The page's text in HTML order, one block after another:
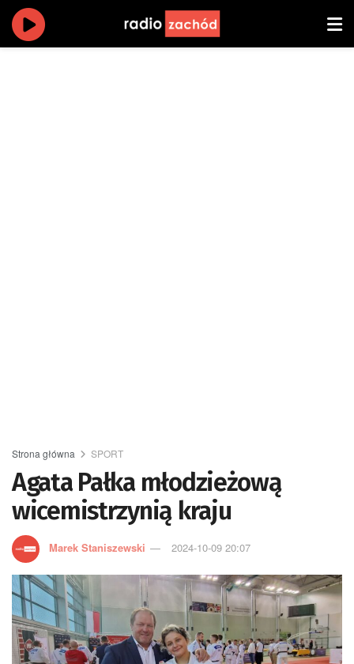
Strona główna SPORT
Agata Pałka młodzieżową
wicemistrzynią kraju
Marek Staniszewski 2024-10-09 20:07